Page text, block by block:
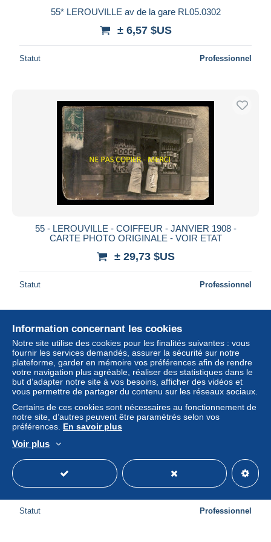
55* LEROUVILLE av de la gare RL05.0302
± 6,57 $US
Statut Professionnel
55 - LEROUVILLE - COIFFEUR - JANVIER 1908 -
CARTE PHOTO ORIGINALE - VOIR ETAT
± 29,73 $US
Statut Professionnel
MEUSE
± 8,07 $US
Statut Professionnel
Information concernant les cookies
Notre site utilise des cookies pour les finalités suivantes : vous
fournir les services demandés, assurer la sécurité sur notre
plateforme, garder en mémoire vos préférences afin de rendre
votre navigation plus agréable, réaliser des statistiques dans le
but d’adapter notre site à vos besoins, afficher des vidéos et
vous permettre de partager du contenu sur les réseaux sociaux.
Certains de ces cookies sont nécessaires au fonctionnement de
notre site, d’autres peuvent être paramétrés selon vos
préférences. En savoir plus
Voir plus